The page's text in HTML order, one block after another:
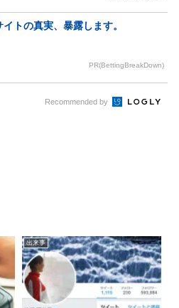
トの真実、暴露します。
PR(BettingBreakDown)
Recommended by
出来事